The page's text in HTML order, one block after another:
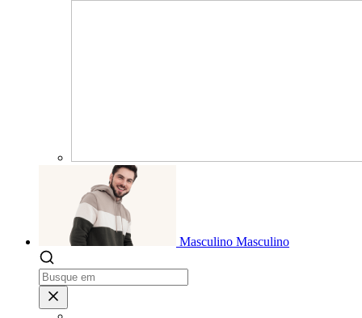
Masculino Masculino